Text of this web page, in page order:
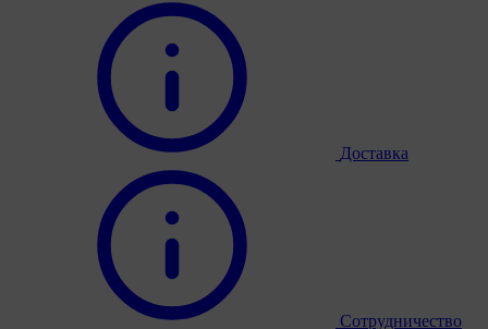
Доставка
Сотрудничество